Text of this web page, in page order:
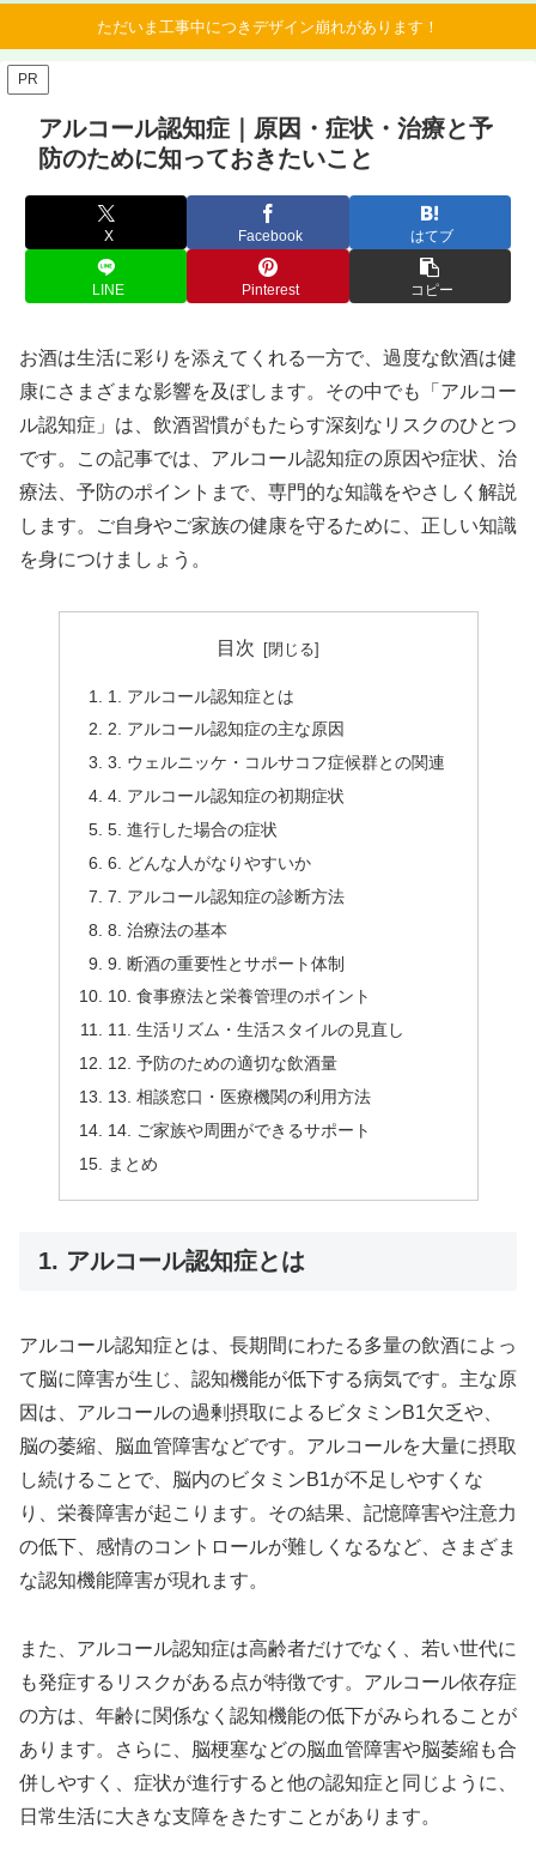
ただいま工事中につきデザイン崩れがあります！
PR
アルコール認知症｜原因・症状・治療と予
防のために知っておきたいこと
X Facebook はてブ
LINE Pinterest コピー
お酒は生活に彩りを添えてくれる一方で、過度な飲酒は健
康にさまざまな影響を及ぼします。その中でも「アルコー
ル認知症」は、飲酒習慣がもたらす深刻なリスクのひとつ
です。この記事では、アルコール認知症の原因や症状、治
療法、予防のポイントまで、専門的な知識をやさしく解説
します。ご自身やご家族の健康を守るために、正しい知識
を身につけましょう。
目次
1. アルコール認知症とは
2. アルコール認知症の主な原因
3. ウェルニッケ・コルサコフ症候群との関連
4. アルコール認知症の初期症状
5. 進行した場合の症状
6. どんな人がなりやすいか
7. アルコール認知症の診断方法
8. 治療法の基本
9. 断酒の重要性とサポート体制
10. 食事療法と栄養管理のポイント
11. 生活リズム・生活スタイルの見直し
12. 予防のための適切な飲酒量
13. 相談窓口・医療機関の利用方法
14. ご家族や周囲ができるサポート
まとめ
1. アルコール認知症とは
アルコール認知症とは、長期間にわたる多量の飲酒によっ
て脳に障害が生じ、認知機能が低下する病気です。主な原
因は、アルコールの過剰摂取によるビタミンB1欠乏や、
脳の萎縮、脳血管障害などです。アルコールを大量に摂取
し続けることで、脳内のビタミンB1が不足しやすくな
り、栄養障害が起こります。その結果、記憶障害や注意力
の低下、感情のコントロールが難しくなるなど、さまざま
な認知機能障害が現れます。
また、アルコール認知症は高齢者だけでなく、若い世代に
も発症するリスクがある点が特徴です。アルコール依存症
の方は、年齢に関係なく認知機能の低下がみられることが
あります。さらに、脳梗塞などの脳血管障害や脳萎縮も合
併しやすく、症状が進行すると他の認知症と同じように、
日常生活に大きな支障をきたすことがあります。